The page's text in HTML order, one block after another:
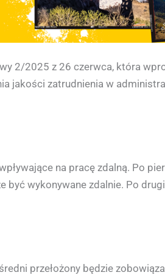
2/2025 z 26 czerwca, która
jakości zatrudnienia w
na pracę zdalną. Po
wykonywane zdalnie. Po
przełożony będzie